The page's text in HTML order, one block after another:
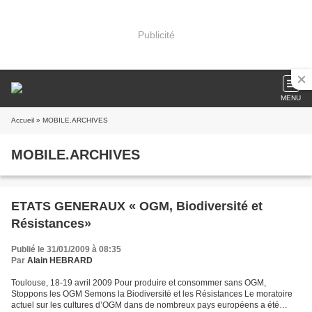
Publicité
MENU
Accueil » MOBILE.ARCHIVES
MOBILE.ARCHIVES
ETATS GENERAUX « OGM, Biodiversité et
Résistances»
Publié le 31/01/2009 à 08:35
Par Alain HEBRARD
Toulouse, 18-19 avril 2009 Pour produire et consommer sans OGM,
Stoppons les OGM Semons la Biodiversité et les Résistances Le moratoire
actuel sur les cultures d’OGM dans de nombreux pays européens a été